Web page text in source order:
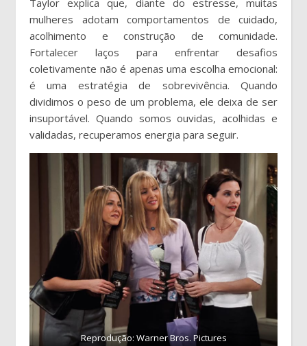
mulheres adotam comportamentos de cuidado,
acolhimento e construção de comunidade.
Fortalecer laços para enfrentar desafios
coletivamente não é apenas uma escolha emocional:
é uma estratégia de sobrevivência. Quando
dividimos o peso de um problema, ele deixa de ser
insuportável. Quando somos ouvidas, acolhidas e
validadas, recuperamos energia para seguir.
Reprodução: Warner Bros. Pictures